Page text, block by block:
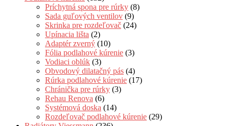
Príchytná spona pre rúrky (8)
Sada guľových ventilov (9)
Skrinka pre rozdeľovač (24)
Upínacia lišta (2)
Adaptér zverný (10)
Fólia podlahové kúrenie (3)
Vodiaci oblúk (3)
Obvodový dilatačný pás (4)
Rúrka podlahové kúrenie (17)
Chránička pre rúrky (3)
Rehau Renova (6)
Systémová doska (14)
Rozdeľovač podlahové kúrenie (29)